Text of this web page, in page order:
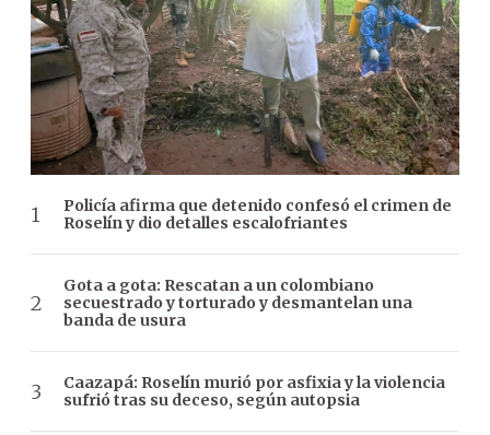
Policía afirma que detenido confesó el crimen de
Roselín y dio detalles escalofriantes
Gota a gota: Rescatan a un colombiano
secuestrado y torturado y desmantelan una
banda de usura
Caazapá: Roselín murió por asfixia y la violencia
sufrió tras su deceso, según autopsia